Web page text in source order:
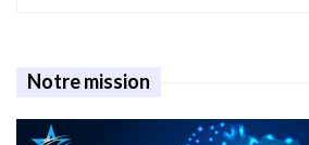
Notre mission